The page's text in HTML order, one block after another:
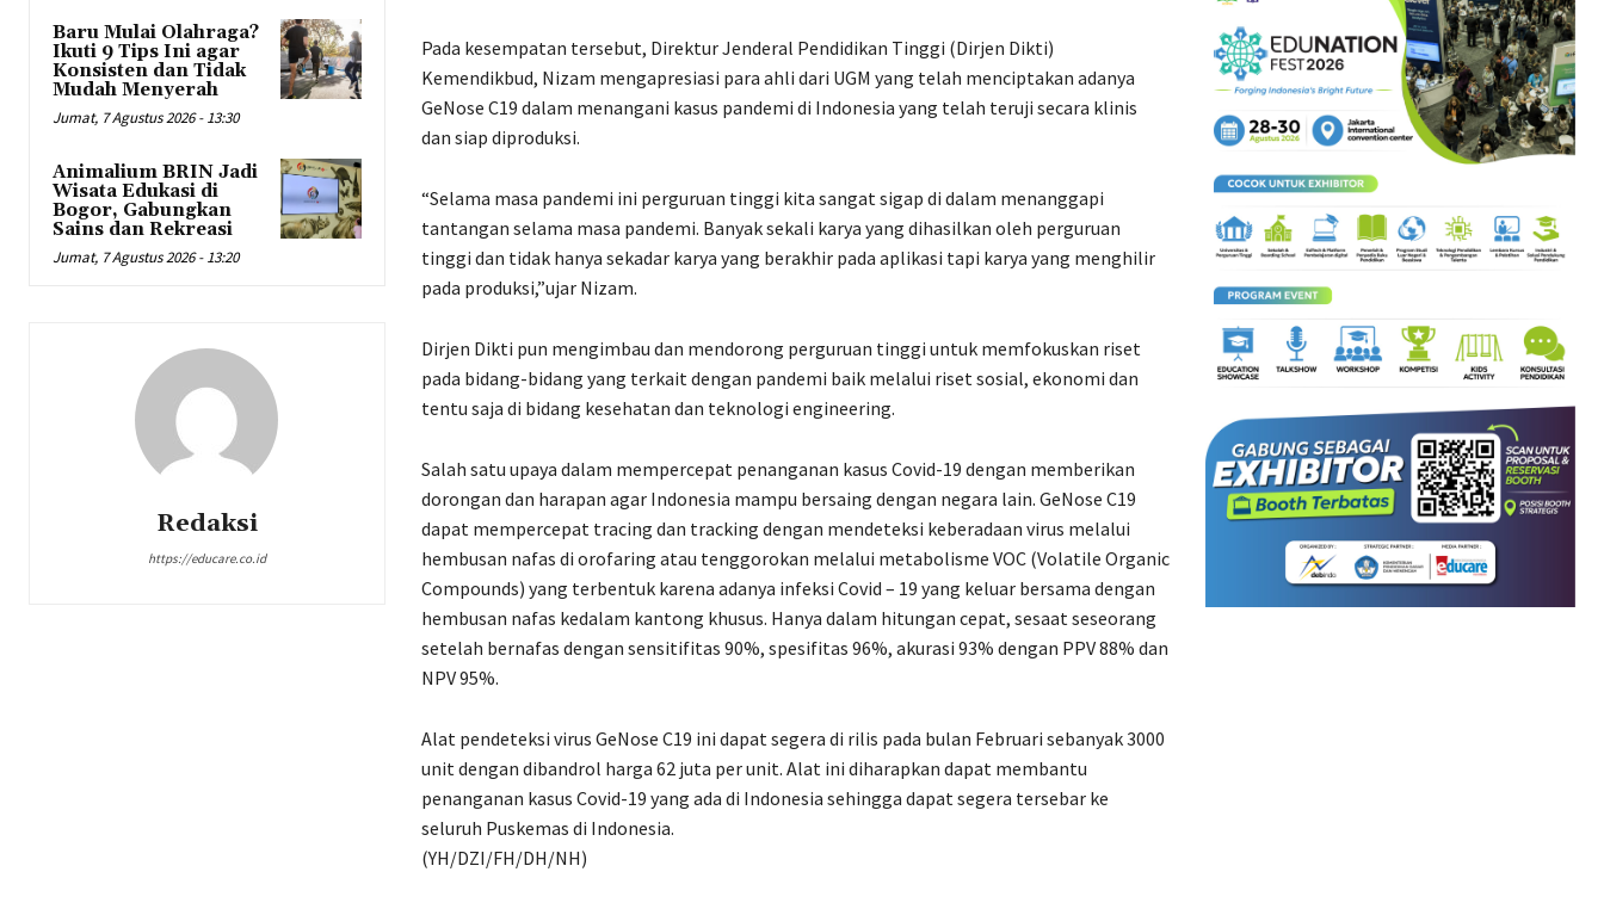
Baru Mulai Olahraga?
Ikuti 9 Tips Ini agar
Konsisten dan Tidak
Mudah Menyerah
Jumat, 7 Agustus 2026 - 13:30
Animalium BRIN Jadi
Wisata Edukasi di
Bogor, Gabungkan
Sains dan Rekreasi
Jumat, 7 Agustus 2026 - 13:20
Redaksi
https://educare.co.id
Pada kesempatan tersebut, Direktur Jenderal Pendidikan Tinggi (Dirjen Dikti)
Kemendikbud, Nizam mengapresiasi para ahli dari UGM yang telah menciptakan adanya
GeNose C19 dalam menangani kasus pandemi di Indonesia yang telah teruji secara klinis
dan siap diproduksi.
“Selama masa pandemi ini perguruan tinggi kita sangat sigap di dalam menanggapi
tantangan selama masa pandemi. Banyak sekali karya yang dihasilkan oleh perguruan
tinggi dan tidak hanya sekadar karya yang berakhir pada aplikasi tapi karya yang menghilir
pada produksi,”ujar Nizam.
Dirjen Dikti pun mengimbau dan mendorong perguruan tinggi untuk memfokuskan riset
pada bidang-bidang yang terkait dengan pandemi baik melalui riset sosial, ekonomi dan
tentu saja di bidang kesehatan dan teknologi engineering.
Salah satu upaya dalam mempercepat penanganan kasus Covid-19 dengan memberikan
dorongan dan harapan agar Indonesia mampu bersaing dengan negara lain. GeNose C19
dapat mempercepat tracing dan tracking dengan mendeteksi keberadaan virus melalui
hembusan nafas di orofaring atau tenggorokan melalui metabolisme VOC (Volatile Organic
Compounds) yang terbentuk karena adanya infeksi Covid – 19 yang keluar bersama dengan
hembusan nafas kedalam kantong khusus. Hanya dalam hitungan cepat, sesaat seseorang
setelah bernafas dengan sensitifitas 90%, spesifitas 96%, akurasi 93% dengan PPV 88% dan
NPV 95%.
Alat pendeteksi virus GeNose C19 ini dapat segera di rilis pada bulan Februari sebanyak 3000
unit dengan dibandrol harga 62 juta per unit. Alat ini diharapkan dapat membantu
penanganan kasus Covid-19 yang ada di Indonesia sehingga dapat segera tersebar ke
seluruh Puskemas di Indonesia.
(YH/DZI/FH/DH/NH)